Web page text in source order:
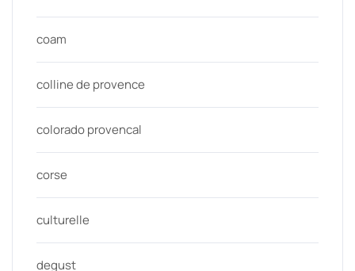
coam
colline de provence
colorado provencal
corse
culturelle
degust